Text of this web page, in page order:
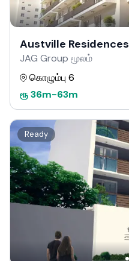
Austville Residences
JAG Group மூலம்
கொழும்பு 6
ரூ36m-63m
Ready